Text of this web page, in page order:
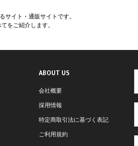
サイト・通販サイトです。
をご紹介します。
ABOUT US
会社概要
採用情報
特定商取引法に基づく表記
ご利用規約